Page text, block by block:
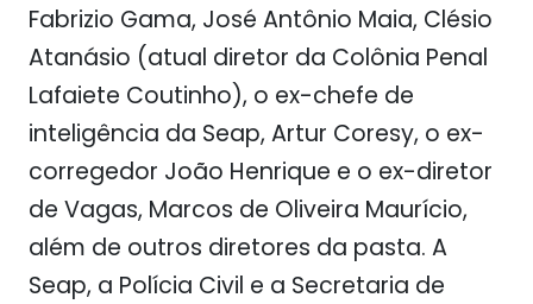
Fabrizio Gama, José Antônio Maia, Clésio
Atanásio (atual diretor da Colônia Penal
Lafaiete Coutinho), o ex-chefe de
inteligência da Seap, Artur Coresy, o ex-
corregedor João Henrique e o ex-diretor
de Vagas, Marcos de Oliveira Maurício,
além de outros diretores da pasta. A
Seap, a Polícia Civil e a Secretaria de